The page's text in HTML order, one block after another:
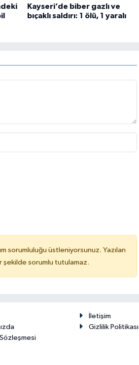
Kayseri’de biber gazlı ve
bıçaklı saldırı: 1 ölü, 1 yaralı
sorumluluğu üstleniyorsunuz. Yazılan
şekilde sorumlu tutulamaz.
İletişim
Gizlilik Politikası